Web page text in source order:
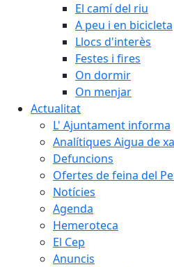
El camí del riu
A peu i en bicicleta
Llocs d'interès
Festes i fires
On dormir
On menjar
Actualitat
L' Ajuntament informa
Analítiques Aigua de
Defuncions
Ofertes de feina del
Notícies
Agenda
Hemeroteca
El Cep
Anuncis